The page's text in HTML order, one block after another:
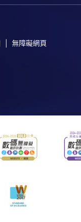
無障礙網頁